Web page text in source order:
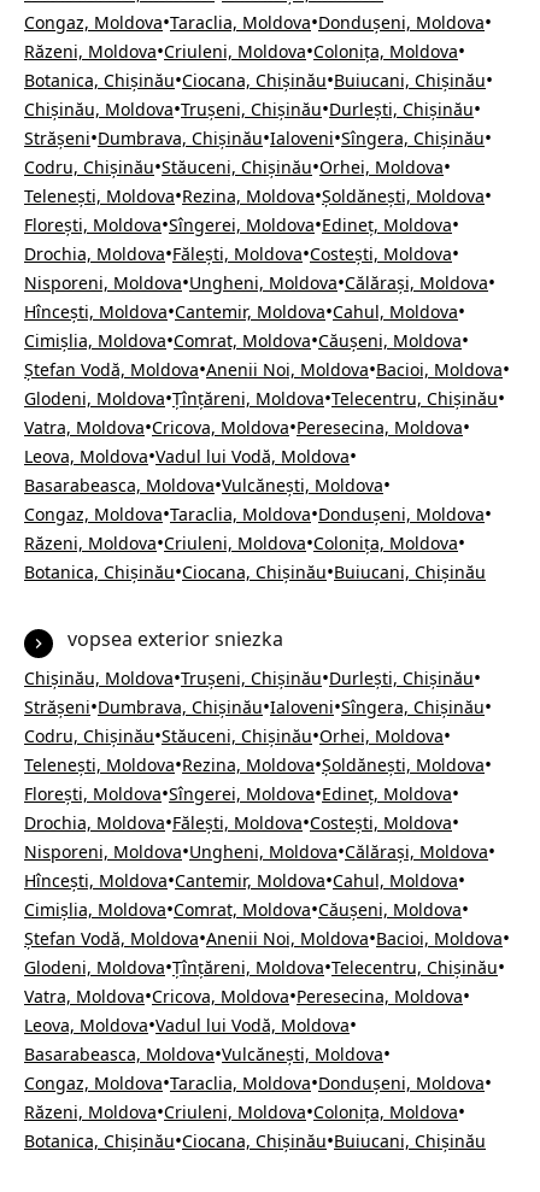
Congaz, Moldova•Taraclia, Moldova•Dondușeni, Moldova•
Răzeni, Moldova•Criuleni, Moldova•Colonița, Moldova•
Botanica, Chișinău•Ciocana, Chișinău•Buiucani, Chișinău•
Chișinău, Moldova•Trușeni, Chișinău•Durlești, Chișinău•
Strășeni•Dumbrava, Chișinău•Ialoveni•Sîngera, Chișinău•
Codru, Chișinău•Stăuceni, Chișinău•Orhei, Moldova•
Telenești, Moldova•Rezina, Moldova•Șoldănești, Moldova•
Florești, Moldova•Sîngerei, Moldova•Edineț, Moldova•
Drochia, Moldova•Fălești, Moldova•Costești, Moldova•
Nisporeni, Moldova•Ungheni, Moldova•Călărași, Moldova•
Hîncești, Moldova•Cantemir, Moldova•Cahul, Moldova•
Cimișlia, Moldova•Comrat, Moldova•Căușeni, Moldova•
Ștefan Vodă, Moldova•Anenii Noi, Moldova•Bacioi, Moldova•
Glodeni, Moldova•Țînțăreni, Moldova•Telecentru, Chișinău•
Vatra, Moldova•Cricova, Moldova•Peresecina, Moldova•
Leova, Moldova•Vadul lui Vodă, Moldova•
Basarabeasca, Moldova•Vulcănești, Moldova•
Congaz, Moldova•Taraclia, Moldova•Dondușeni, Moldova•
Răzeni, Moldova•Criuleni, Moldova•Colonița, Moldova•
Botanica, Chișinău•Ciocana, Chișinău•Buiucani, Chișinău
vopsea exterior sniezka
Chișinău, Moldova•Trușeni, Chișinău•Durlești, Chișinău•
Strășeni•Dumbrava, Chișinău•Ialoveni•Sîngera, Chișinău•
Codru, Chișinău•Stăuceni, Chișinău•Orhei, Moldova•
Telenești, Moldova•Rezina, Moldova•Șoldănești, Moldova•
Florești, Moldova•Sîngerei, Moldova•Edineț, Moldova•
Drochia, Moldova•Fălești, Moldova•Costești, Moldova•
Nisporeni, Moldova•Ungheni, Moldova•Călărași, Moldova•
Hîncești, Moldova•Cantemir, Moldova•Cahul, Moldova•
Cimișlia, Moldova•Comrat, Moldova•Căușeni, Moldova•
Ștefan Vodă, Moldova•Anenii Noi, Moldova•Bacioi, Moldova•
Glodeni, Moldova•Țînțăreni, Moldova•Telecentru, Chișinău•
Vatra, Moldova•Cricova, Moldova•Peresecina, Moldova•
Leova, Moldova•Vadul lui Vodă, Moldova•
Basarabeasca, Moldova•Vulcănești, Moldova•
Congaz, Moldova•Taraclia, Moldova•Dondușeni, Moldova•
Răzeni, Moldova•Criuleni, Moldova•Colonița, Moldova•
Botanica, Chișinău•Ciocana, Chișinău•Buiucani, Chișinău